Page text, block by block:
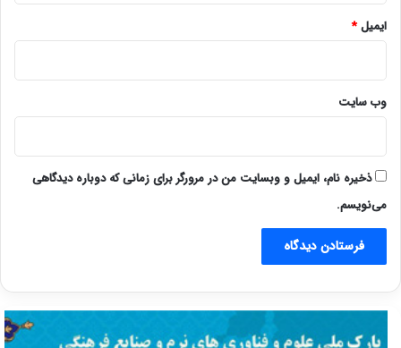
ایمیل*
وب‌ سایت
ذخیره نام، ایمیل و وبسایت من در مرورگر برای زمانی که دوباره دیدگاهی
می‌نویسم.